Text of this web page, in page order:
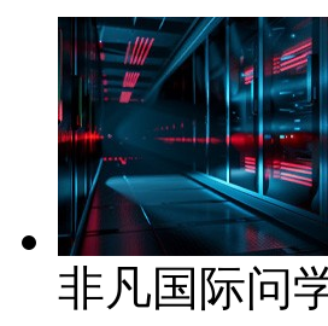
非凡国际问